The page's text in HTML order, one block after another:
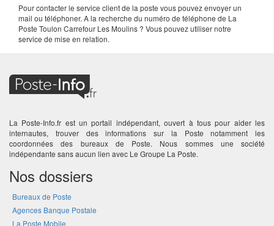
Pour contacter le service client de la poste vous pouvez envoyer un
mail ou téléphoner. A la recherche du numéro de téléphone de La
Poste Toulon Carrefour Les Moulins ? Vous pouvez utiliser notre
service de mise en relation.
La Poste-Info.fr est un portail indépendant, ouvert à tous pour aider les
internautes, trouver des informations sur la Poste notamment les
coordonnées des bureaux de Poste. Nous sommes une société
indépendante sans aucun lien avec Le Groupe La Poste.
Nos dossiers
Bureaux de Poste
Agences Banque Postale
La Poste Mobile